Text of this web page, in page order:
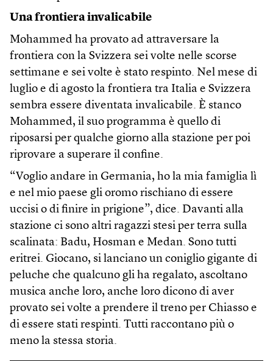
Una frontiera invalicabile
Mohammed ha provato ad attraversare la
frontiera con la Svizzera sei volte nelle scorse
settimane e sei volte è stato respinto. Nel mese di
luglio e di agosto la frontiera tra Italia e Svizzera
sembra essere diventata invalicabile. È stanco
Mohammed, il suo programma è quello di
riposarsi per qualche giorno alla stazione per poi
riprovare a superare il confine.
“Voglio andare in Germania, ho la mia famiglia lì
e nel mio paese gli oromo rischiano di essere
uccisi o di finire in prigione”, dice. Davanti alla
stazione ci sono altri ragazzi stesi per terra sulla
scalinata: Badu, Hosman e Medan. Sono tutti
eritrei. Giocano, si lanciano un coniglio gigante di
peluche che qualcuno gli ha regalato, ascoltano
musica anche loro, anche loro dicono di aver
provato sei volte a prendere il treno per Chiasso e
di essere stati respinti. Tutti raccontano più o
meno la stessa storia.